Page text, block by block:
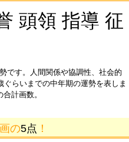
頭領 指導 征
です。人間関係や協調性、社会的
らいまでの中年期の運勢を表しま
計画数。
の5点 ！